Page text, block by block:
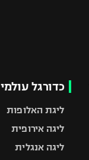
כדורגל עולמי
ליגת האלופות
ליגה אירופית
ליגה אנגלית